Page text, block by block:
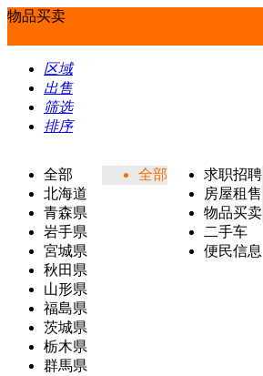
物品买卖
区域
出售
筛选
排序
全部
北海道
青森県
岩手県
宮城県
秋田県
山形県
福島県
茨城県
栃木県
群馬県
全部
求职招聘
房屋租售
物品买卖
二手车
便民信息